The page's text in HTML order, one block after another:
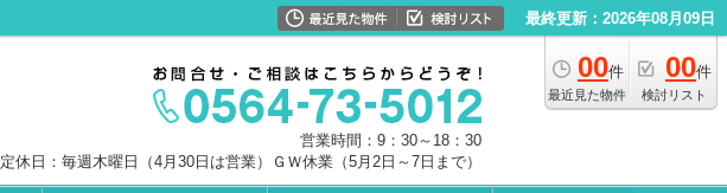
最終更新：2026年08月09日
00件
最近見た物件
00件
検討リスト
営業時間：9：30～18：30
定休日：毎週木曜日（4月30日は営業）ＧＷ休業（5月2日～7日まで）